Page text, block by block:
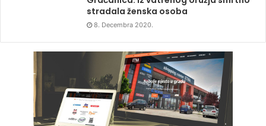
stradala ženska osoba
8. Decembra 2020.